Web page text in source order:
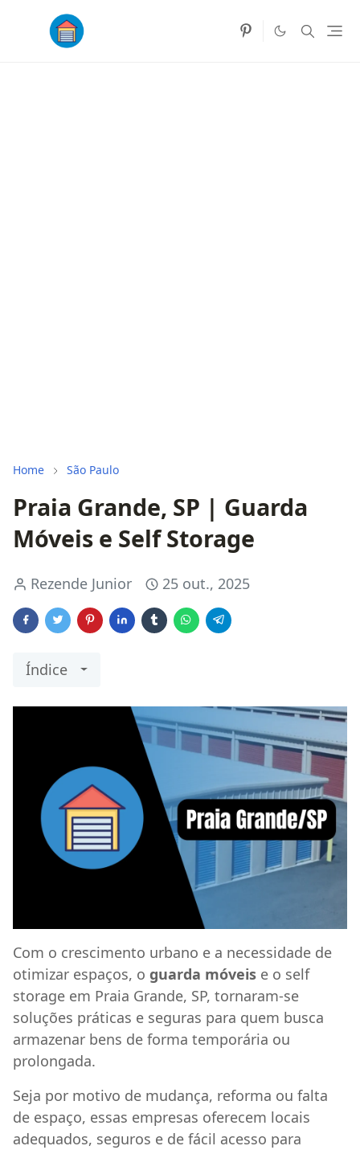
Home São Paulo
Praia Grande, SP | Guarda
Móveis e Self Storage
Rezende Junior 25 out., 2025
Índice
Com o crescimento urbano e a necessidade de
otimizar espaços, o guarda móveis e o self
storage em Praia Grande, SP, tornaram-se
soluções práticas e seguras para quem busca
armazenar bens de forma temporária ou
prolongada.
Seja por motivo de mudança, reforma ou falta
de espaço, essas empresas oferecem locais
adequados, seguros e de fácil acesso para